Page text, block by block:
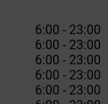
6:00 - 23:00
6:00 - 23:00
6:00 - 23:00
6:00 - 23:00
6:00 - 23:00